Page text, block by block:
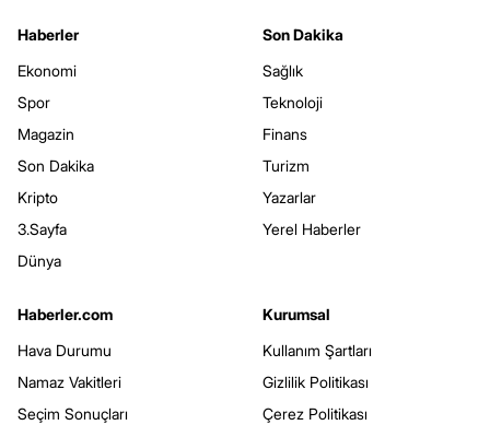
Haberler
Ekonomi
Spor
Magazin
Son Dakika
Kripto
3.Sayfa
Dünya
Son Dakika
Sağlık
Teknoloji
Finans
Turizm
Yazarlar
Yerel Haberler
Haberler.com
Hava Durumu
Namaz Vakitleri
Seçim Sonuçları
Kurumsal
Kullanım Şartları
Gizlilik Politikası
Çerez Politikası